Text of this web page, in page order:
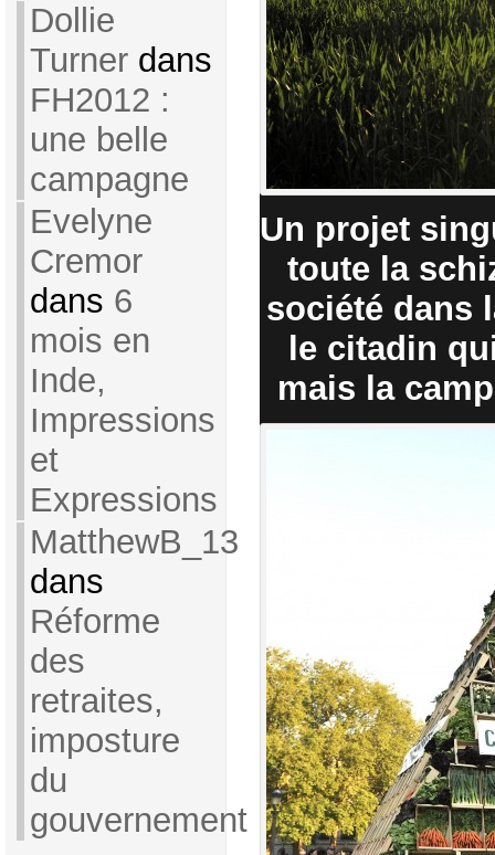
Dollie
Turnerdans
FH2012 :
une belle
campagne
Evelyne
Cremor
dans 6
mois en
Inde,
Impressions
et
Expressions
MatthewB_13
dans
Réforme
des
retraites,
imposture
du
gouvernement
Un projet
toute la
société dans
le citadin
mais la